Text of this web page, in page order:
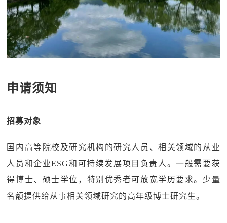
申请须知
招募对象
国内高等院校及研究机构的研究人员、相关领域的从业
人员和企业ESG和可持续发展项目负责人。一般需要获
得博士、硕士学位，特别优秀者可放宽学历要求。少量
名额提供给从事相关领域研究的高年级博士研究生。